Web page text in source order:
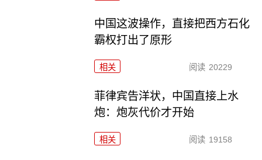
中国这波操作，直接把西方石化
霸权打出了原形
相关 阅读 20229
菲律宾告洋状，中国直接上水
炮：炮灰代价才开始
相关 阅读 19158